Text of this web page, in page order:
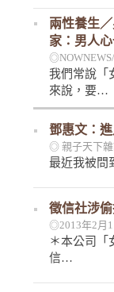
兩性養生
家：男人
我們常說「
來說，要…
鄧惠文：
◎ 親子天下雜
最近我被問
徵信社涉
◎2013年2月
＊本公司「
信…